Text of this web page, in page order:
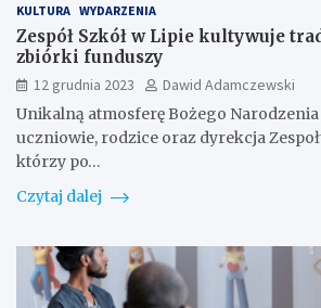
KULTURA WYDARZENIA
Zespół Szkół w Lipie kultywuje
zbiórki funduszy
12 grudnia 2023
Dawid Adamczewski
Unikalną atmosferę Bożego
uczniowie, rodzice oraz dyrekcja
którzy po…
Czytaj dalej